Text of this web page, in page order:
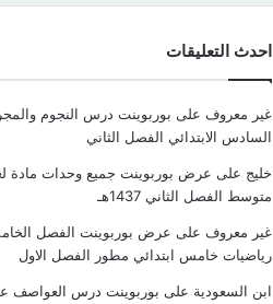
احدث التعليقات
غير معروف على بوربوينت درس النجوم
السادس الابتدائي الفصل الثاني
خليج على عرض بوربوينت جميع وحدات مادة
متوسط الفصل الثاني 1437هـ
غير معروف على عرض بوربوينت الفصل
رياضيات خامس ابتدائي مطور الفصل الاول
ابن السعودية على بوربوينت درس العواصف